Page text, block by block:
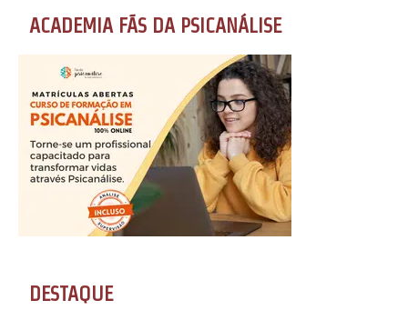
ACADEMIA FÃS DA PSICANÁLISE
DESTAQUE